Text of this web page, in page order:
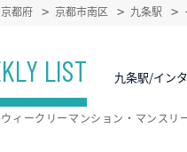
京都府 京都市南区 九条駅
LIST 九条駅/イン
ィークリーマンション・マンス